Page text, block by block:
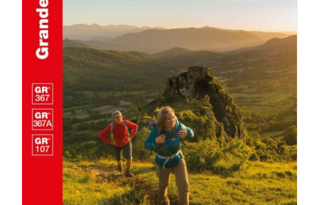
ACHETER LE PRODUIT DÉTAILS